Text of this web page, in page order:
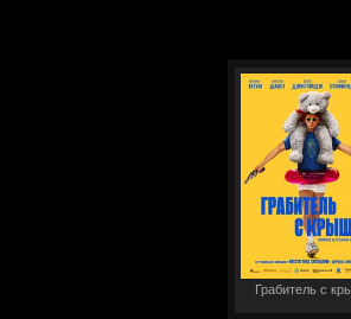
Грабитель с